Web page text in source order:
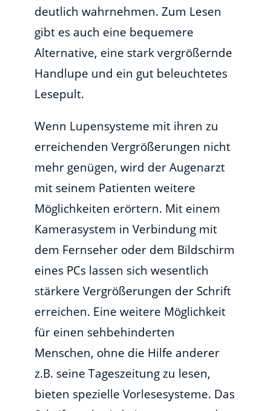
deutlich wahrnehmen. Zum Lesen
gibt es auch eine bequemere
Alternative, eine stark vergrößernde
Handlupe und ein gut beleuchtetes
Lesepult.
Wenn Lupensysteme mit ihren zu
erreichenden Vergrößerungen nicht
mehr genügen, wird der Augenarzt
mit seinem Patienten weitere
Möglichkeiten erörtern. Mit einem
Kamerasystem in Verbindung mit
dem Fernseher oder dem Bildschirm
eines PCs lassen sich wesentlich
stärkere Vergrößerungen der Schrift
erreichen. Eine weitere Möglichkeit
für einen sehbehinderten
Menschen, ohne die Hilfe anderer
z.B. seine Tageszeitung zu lesen,
bieten spezielle Vorlesesysteme. Das